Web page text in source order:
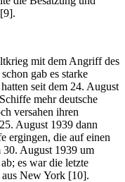
mit dem Angriff des
gab es starke
seit dem 24. August
mehr deutsche
versahen ihren
August 1939 dann
ergingen, die auf einen
30. August 1939 um
es war die letzte
aus New York [10].